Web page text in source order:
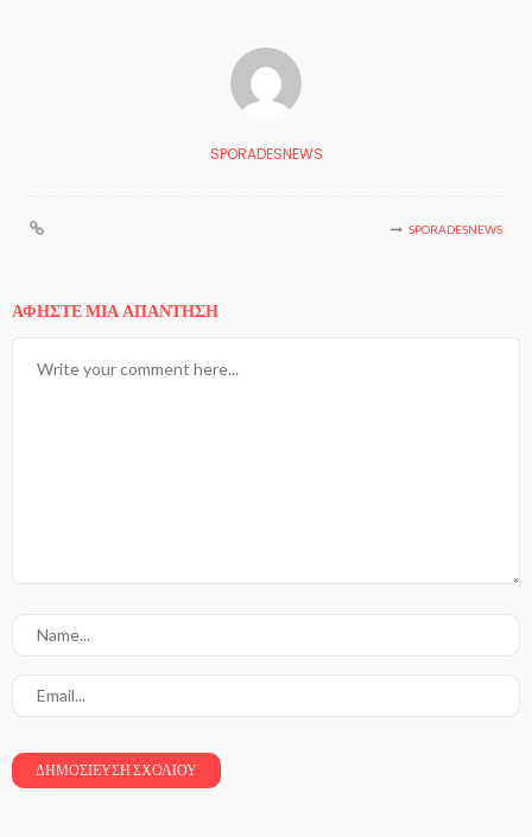
SPORADESNEWS
SPORADESNEWS
ΑΦΉΣΤΕ ΜΙΑ ΑΠΆΝΤΗΣΗ